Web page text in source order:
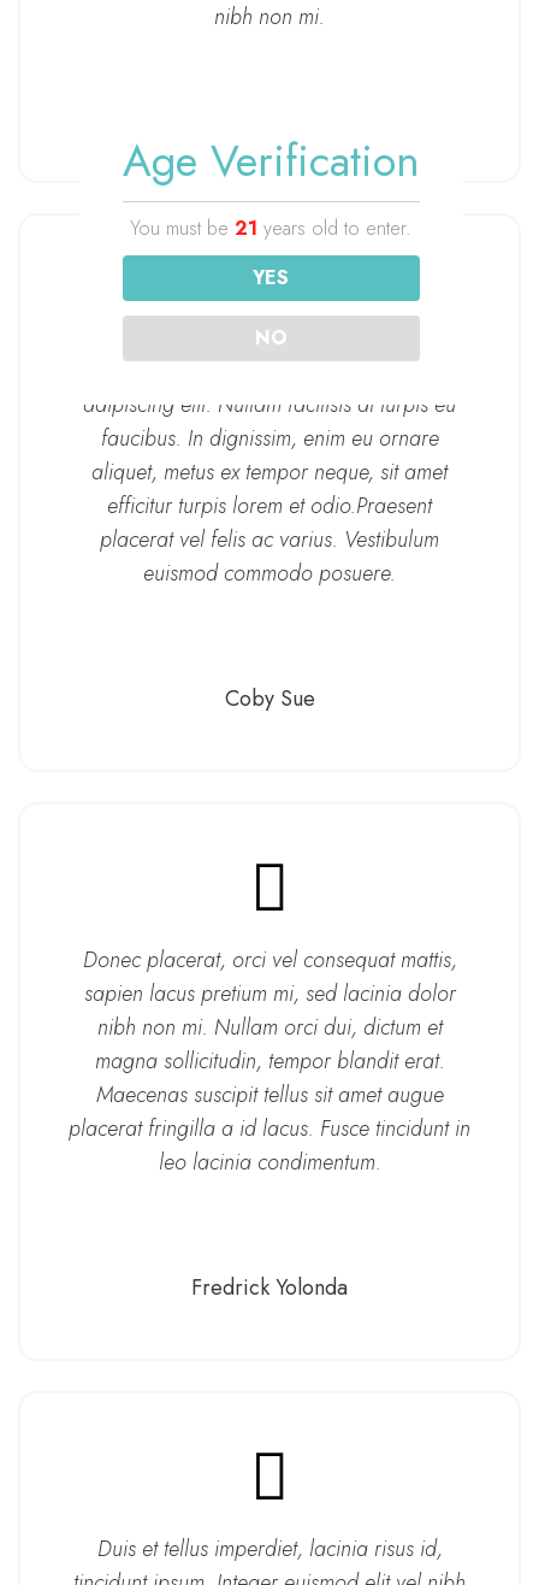
nibh non mi.
Lorem ipsum dolor sit amet, consectetur
adipiscing elit. Nullam facilisis at turpis eu
faucibus. In dignissim, enim eu ornare
aliquet, metus ex tempor neque, sit amet
efficitur turpis lorem et odio.Praesent
placerat vel felis ac varius. Vestibulum
euismod commodo posuere.
Coby Sue
Donec placerat, orci vel consequat mattis,
sapien lacus pretium mi, sed lacinia dolor
nibh non mi. Nullam orci dui, dictum et
magna sollicitudin, tempor blandit erat.
Maecenas suscipit tellus sit amet augue
placerat fringilla a id lacus. Fusce tincidunt in
leo lacinia condimentum.
Fredrick Yolonda
Duis et tellus imperdiet, lacinia risus id,
Age Verification
You must be 21 years old to enter.
YES
NO